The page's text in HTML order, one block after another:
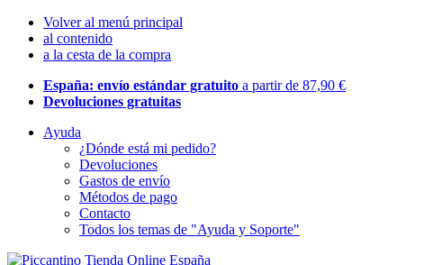
Volver al menú principal
al contenido
a la cesta de la compra
España: envío estándar gratuito a partir de 87,90 €
Devoluciones gratuitas
Ayuda
¿Dónde está mi pedido?
Devoluciones
Gastos de envío
Métodos de pago
Contacto
Todos los temas de "Ayuda y Soporte"